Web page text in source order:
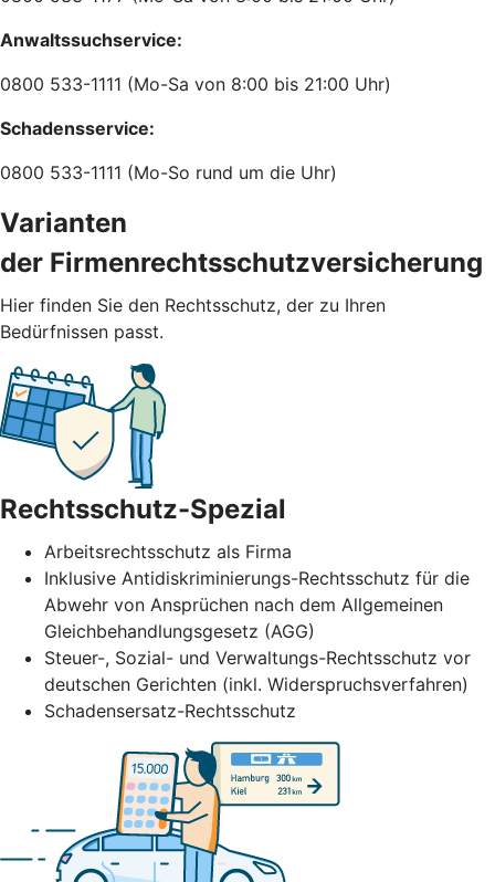
Anwaltssuchservice:
0800 533-1111 (Mo-Sa von 8:00 bis 21:00 Uhr)
Schadensservice:
0800 533-1111 (Mo-So rund um die Uhr)
Varianten
der Firmenrechtsschutzversicherung
Hier finden Sie den Rechtsschutz, der zu Ihren
Bedürfnissen passt.
Rechtsschutz-Spezial
Arbeitsrechtsschutz als Firma
Inklusive Antidiskriminierungs-Rechtsschutz für die
Abwehr von Ansprüchen nach dem Allgemeinen
Gleichbehandlungsgesetz (AGG)
Steuer-, Sozial- und Verwaltungs-Rechtsschutz vor
deutschen Gerichten (inkl. Widerspruchsverfahren)
Schadensersatz-Rechtsschutz